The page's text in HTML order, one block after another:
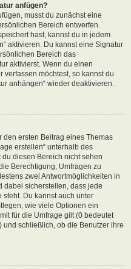
anfügen?
musst du zunächst eine
Bereich entwerfen.
hast, kannst du in jedem
aktivieren. Du kannst eine Signatur
Bereich das
aktivierst. Wenn du einen
möchtest, so kannst du
anhängen“ wieder deaktivieren.
den ersten Beitrag eines Themas
erstellen“ unterhalb des
diesen Bereich nicht sehen
Berechtigung, Umfragen zu
zwei Antwortmöglichkeiten in
dabei sicherstellen, dass jede
Du kannst auch unter
wie viele Optionen ein
für die Umfrage gilt (0 bedeutet
schließlich, ob die Benutzer ihre